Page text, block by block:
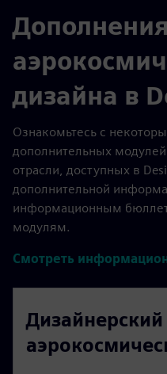
дизайна в
Ознакомьтесь с
дополнительных
отрасли, доступных в
дополнительной
информационным
модулям.
Смотреть
Дизайнерский